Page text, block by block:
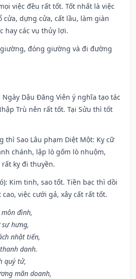
việc đều rất tốt. Tốt nhất là việc
dựng cửa, cất lầu, làm giàn
hay các vụ thủy lợi.
đóng giường và đi đường
Ngày Dậu Đăng Viên ý nghĩa tạo tác
Trù nên rất tốt. Tại Sửu thì tốt
thì Sao Lâu phạm Diệt Một: Kỵ cữ
chánh, lập lò gốm lò nhuộm,
kỵ đi thuyền.
Kim tinh, sao tốt. Tiền bạc thì dồi
việc cưới gả, xây cất rất tốt.
đình,
hưng,
nhật tiến,
danh.
quý tử,
mãn doanh,